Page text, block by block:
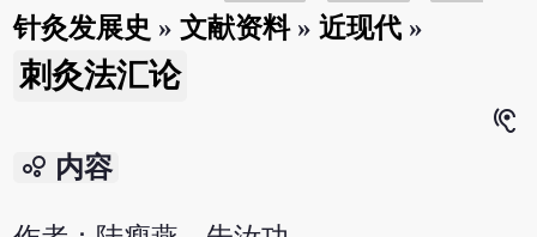
针灸发展史 »文献资料»近现代 »
刺灸法汇论
hearing
bubble_chart 内容